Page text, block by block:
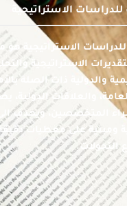
الاستراتيجية
الاستراتيجية هو
الاستراتيجية
والدولية ذات الصلة
والعلاقات الدولية،
المتخصصين، ويهدف
ومبنية على معطيات
التحولات.